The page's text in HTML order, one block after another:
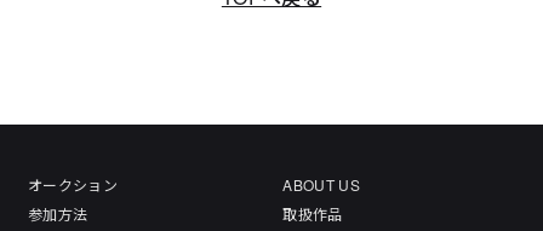
オークション
参加方法
ABOUT US
取扱作品